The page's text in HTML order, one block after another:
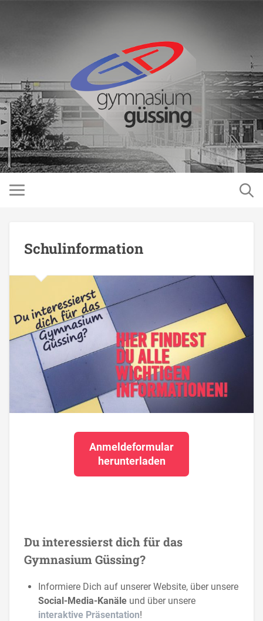
Schulinformation
Anmeldeformular
herunterladen
Du interessierst dich für das
Gymnasium Güssing?
Informiere Dich auf unserer Website, über unsere
Social-Media-Kanäle und über unsere
interaktive Präsentation!